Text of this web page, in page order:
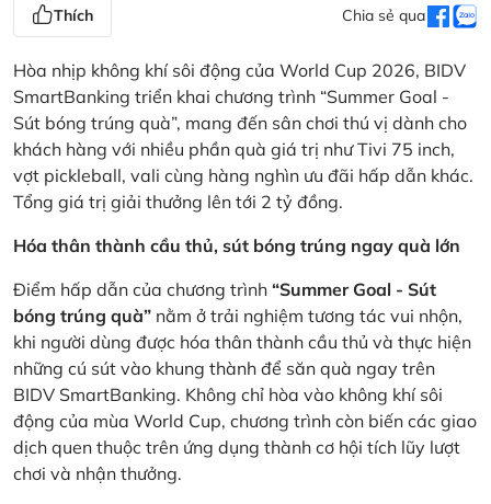
Thích Chia sẻ qua
Hòa nhịp không khí sôi động của World Cup 2026, BIDV
SmartBanking triển khai chương trình “Summer Goal -
Sút bóng trúng quà”, mang đến sân chơi thú vị dành cho
khách hàng với nhiều phần quà giá trị như Tivi 75 inch,
vợt pickleball, vali cùng hàng nghìn ưu đãi hấp dẫn khác.
Tổng giá trị giải thưởng lên tới 2 tỷ đồng.
Hóa thân thành cầu thủ, sút bóng trúng ngay quà lớn
Điểm hấp dẫn của chương trình “Summer Goal - Sút
bóng trúng quà” nằm ở trải nghiệm tương tác vui nhộn,
khi người dùng được hóa thân thành cầu thủ và thực hiện
những cú sút vào khung thành để săn quà ngay trên
BIDV SmartBanking. Không chỉ hòa vào không khí sôi
động của mùa World Cup, chương trình còn biến các giao
dịch quen thuộc trên ứng dụng thành cơ hội tích lũy lượt
chơi và nhận thưởng.